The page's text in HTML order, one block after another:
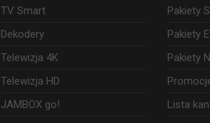
TV Smart
Dekodery
Telewizja 4K
Telewizja HD
JAMBOX go!
Pakiety
Pakiety
Pakiety
Lista